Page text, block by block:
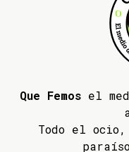
Que Femos el
Todo el